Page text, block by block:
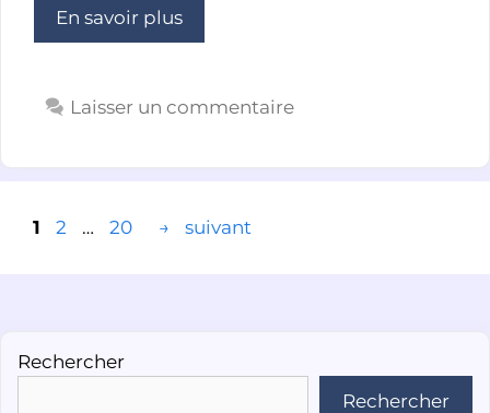
En savoir plus
Laisser un commentaire
Page
1 Page
2 … Page
20 → suivant
Rechercher
Rechercher